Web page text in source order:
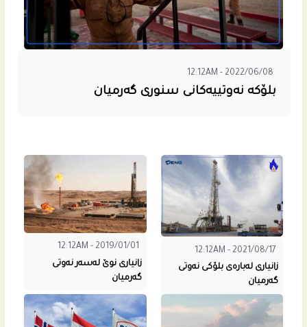
12:12AM - 2022/06/08
بلۆکە نەوتییەکانی سنوری گەرمیان
12:12AM - 2021/08/17
زانیاری له‌باره‌ى بلۆکی نەوتی
گەرمیان
12:12AM - 2019/01/01
زانیاری نوێ لەسەر نەوتی
گەرمیان